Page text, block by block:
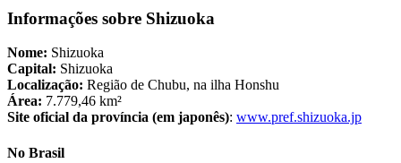
Informações sobre Shizuoka
Nome: Shizuoka
Capital: Shizuoka
Localização: Região de Chubu, na ilha Honshu
Área: 7.779,46 km²
Site oficial da província (em japonês): www.pref.shizuoka.jp
No Brasil